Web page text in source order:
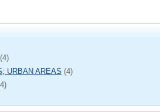
(4)
URBAN AREAS (4)